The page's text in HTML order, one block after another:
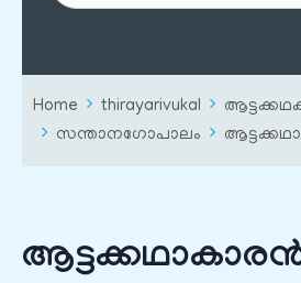
Home thirayarivukal
സന്താനഗോപാലം